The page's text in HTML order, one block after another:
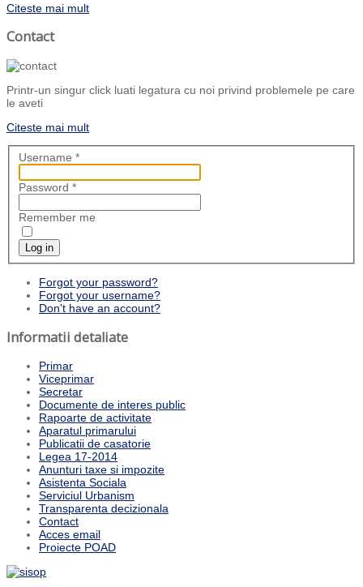
Citeste mai mult
Contact
Printr-un singur click luati legatura cu noi privind problemele pe care
le aveti
Citeste mai mult
Username *
Password *
Remember me
Log in
Forgot your password?
Forgot your username?
Don't have an account?
Informatii detaliate
Primar
Viceprimar
Secretar
Documente de interes public
Rapoarte de activitate
Aparatul primarului
Publicatii de casatorie
Legea 17-2014
Anunturi taxe si impozite
Asistenta Sociala
Serviciul Urbanism
Transparenta decizionala
Contact
Acces email
Proiecte POAD